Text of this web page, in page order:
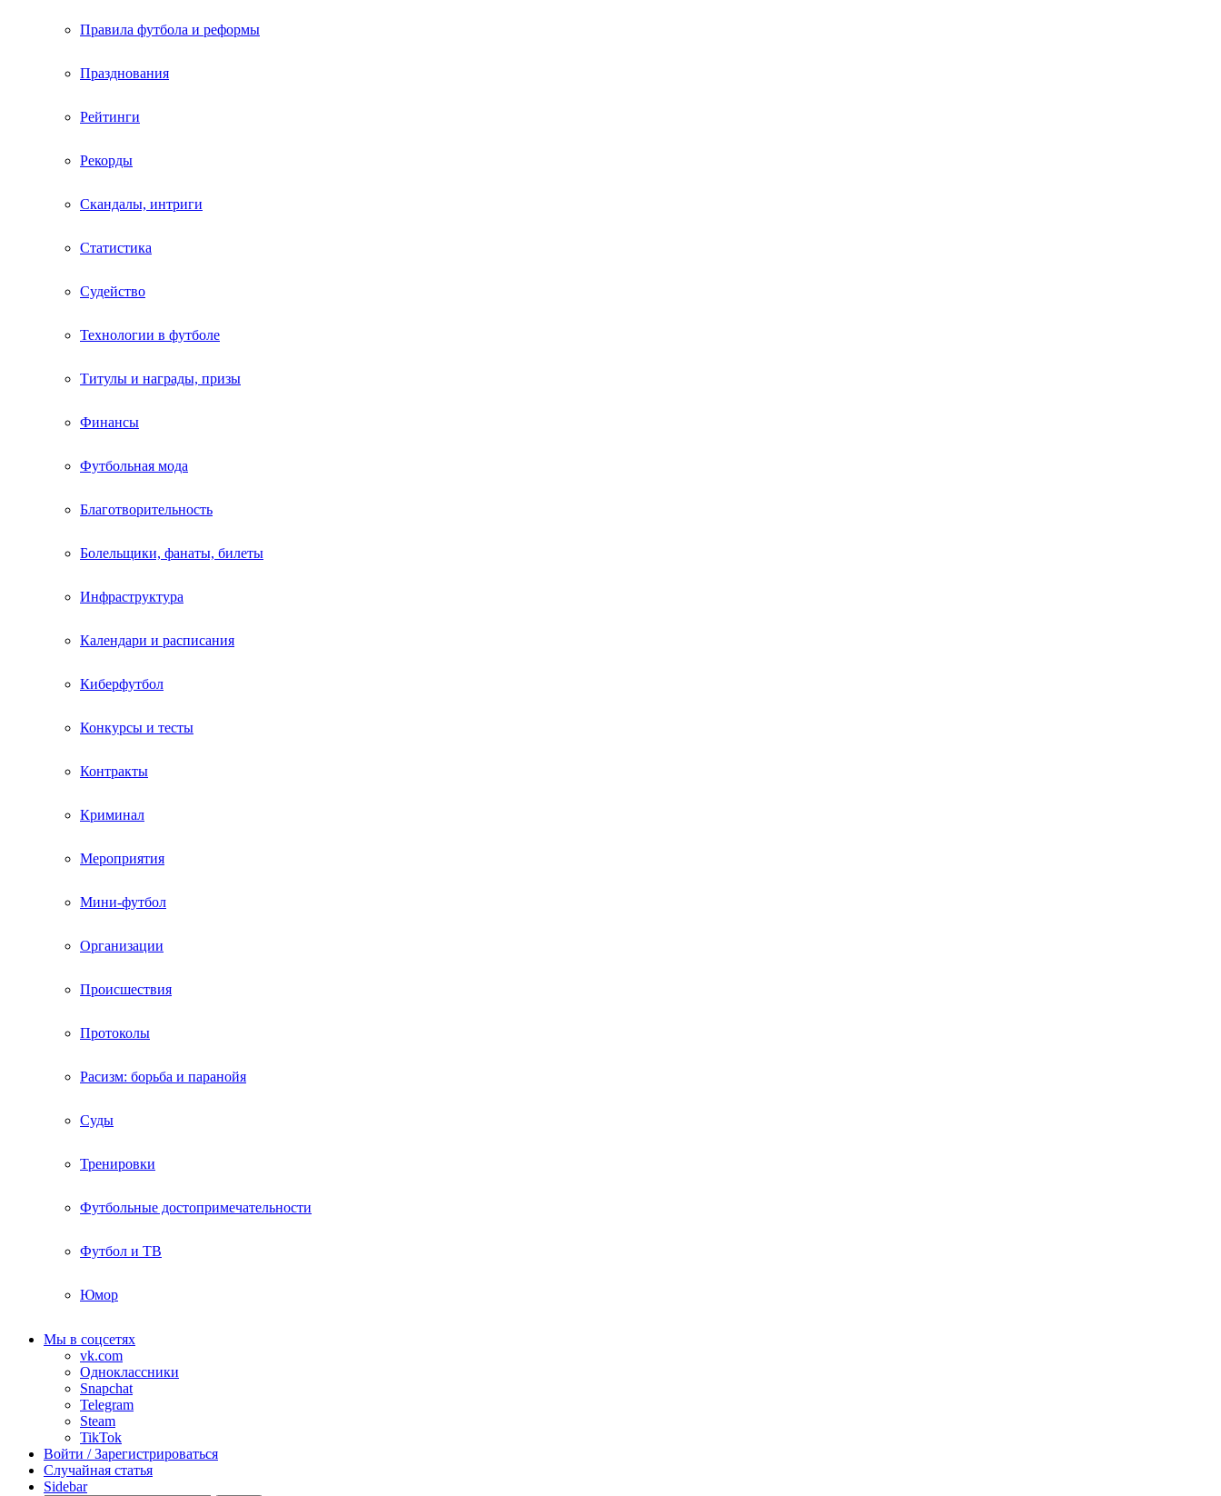
Правила футбола и реформы
Празднования
Рейтинги
Рекорды
Скандалы, интриги
Статистика
Судейство
Технологии в футболе
Титулы и награды, призы
Финансы
Футбольная мода
Благотворительность
Болельщики, фанаты, билеты
Инфраструктура
Календари и расписания
Киберфутбол
Конкурсы и тесты
Контракты
Криминал
Мероприятия
Мини-футбол
Организации
Происшествия
Протоколы
Расизм: борьба и паранойя
Суды
Тренировки
Футбольные достопримечательности
Футбол и ТВ
Юмор
Мы в соцсетях
vk.com
Одноклассники
Snapchat
Telegram
Steam
TikTok
Войти / Зарегистрироваться
Случайная статья
Sidebar